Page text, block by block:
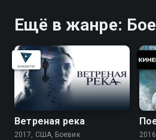
Ещё в жанре:
Ветреная река
2017, США, Боевик